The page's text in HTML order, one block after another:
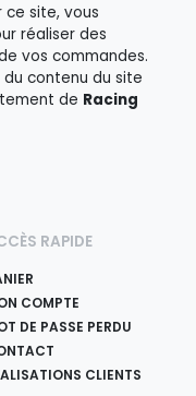
ce site, vous
réaliser des
vos commandes.
contenu du site
de Racing
RAPIDE
COMPTE
DE PASSE PERDU
CLIENTS